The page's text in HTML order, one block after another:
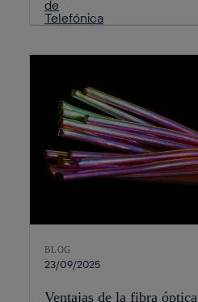
BLOG
23/09/2025
Ventajas de la fibra óptica